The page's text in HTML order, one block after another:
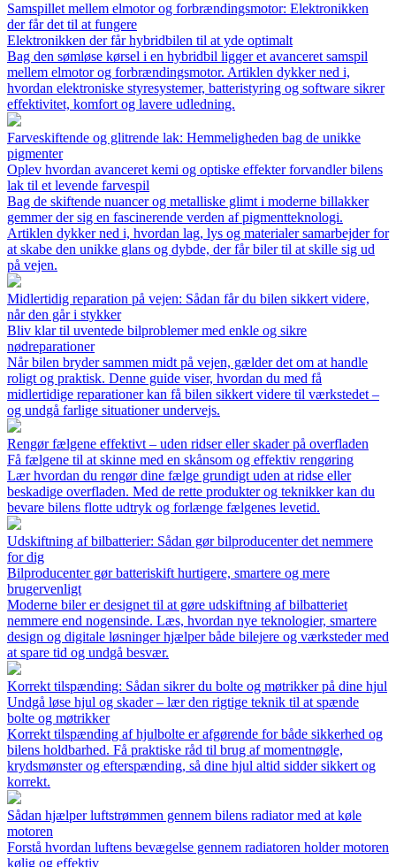
Samspillet mellem elmotor og forbrændingsmotor: Elektronikken
der får det til at fungere
Elektronikken der får hybridbilen til at yde optimalt
Bag den sømløse kørsel i en hybridbil ligger et avanceret samspil
mellem elmotor og forbrændingsmotor. Artiklen dykker ned i,
hvordan elektroniske styresystemer, batteristyring og software sikrer
effektivitet, komfort og lavere udledning.
Farveskiftende og glitrende lak: Hemmeligheden bag de unikke
pigmenter
Oplev hvordan avanceret kemi og optiske effekter forvandler bilens
lak til et levende farvespil
Bag de skiftende nuancer og metalliske glimt i moderne billakker
gemmer der sig en fascinerende verden af pigmentteknologi.
Artiklen dykker ned i, hvordan lag, lys og materialer samarbejder for
at skabe den unikke glans og dybde, der får biler til at skille sig ud
på vejen.
Midlertidig reparation på vejen: Sådan får du bilen sikkert videre,
når den går i stykker
Bliv klar til uventede bilproblemer med enkle og sikre
nødreparationer
Når bilen bryder sammen midt på vejen, gælder det om at handle
roligt og praktisk. Denne guide viser, hvordan du med få
midlertidige reparationer kan få bilen sikkert videre til værkstedet –
og undgå farlige situationer undervejs.
Rengør fælgene effektivt – uden ridser eller skader på overfladen
Få fælgene til at skinne med en skånsom og effektiv rengøring
Lær hvordan du rengør dine fælge grundigt uden at ridse eller
beskadige overfladen. Med de rette produkter og teknikker kan du
bevare bilens flotte udtryk og forlænge fælgenes levetid.
Udskiftning af bilbatterier: Sådan gør bilproducenter det nemmere
for dig
Bilproducenter gør batteriskift hurtigere, smartere og mere
brugervenligt
Moderne biler er designet til at gøre udskiftning af bilbatteriet
nemmere end nogensinde. Læs, hvordan nye teknologier, smartere
design og digitale løsninger hjælper både bilejere og værksteder med
at spare tid og undgå besvær.
Korrekt tilspænding: Sådan sikrer du bolte og møtrikker på dine hjul
Undgå løse hjul og skader – lær den rigtige teknik til at spænde
bolte og møtrikker
Korrekt tilspænding af hjulbolte er afgørende for både sikkerhed og
bilens holdbarhed. Få praktiske råd til brug af momentnøgle,
krydsmønster og efterspænding, så dine hjul altid sidder sikkert og
korrekt.
Sådan hjælper luftstrømmen gennem bilens radiator med at køle
motoren
Forstå hvordan luftens bevægelse gennem radiatoren holder motoren
kølig og effektiv